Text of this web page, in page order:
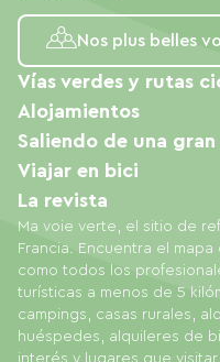
Nos plus belles
Ma voie verte, el sitio de
Francia. Encuentra el
como todos los
turísticas a menos de 5
campings, casas rurales,
huéspedes, alquileres de
interés y lugares que visitar.
Vías verdes y rutas
Alojamientos
Saliendo de una
Viajar en bici
La revista